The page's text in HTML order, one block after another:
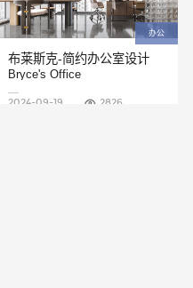
办公
布莱斯克-简约办公室设计
Bryce's Office
2024-09-19 2826